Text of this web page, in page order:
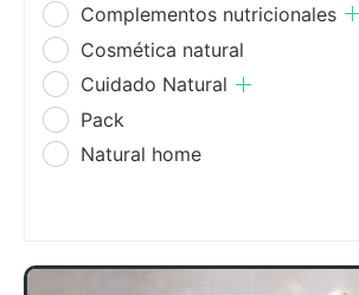
Complementos nutricionales
Cosmética natural
Cuidado Natural
Pack
Natural home